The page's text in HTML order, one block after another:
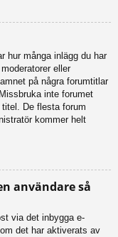
hur många inlägg du har
eller
på några forumtitlar
inte forumet
De flesta forum
kommer helt
användare så
via det inbygga e-
det har aktiverats av